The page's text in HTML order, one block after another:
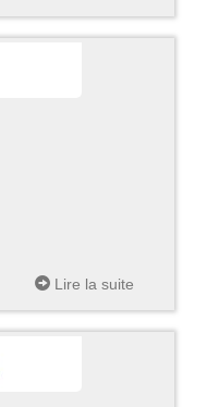
Lire la suite